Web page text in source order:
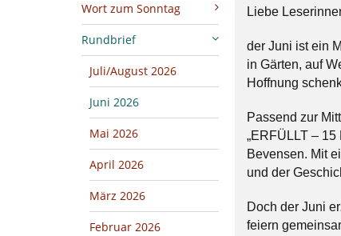
Wort zum Sonntag
Rundbrief
Juli/August 2026
Juni 2026
Mai 2026
April 2026
März 2026
Februar 2026
Liebe
der Juni ist ein
in Gärten, auf
Hoffnung
Passend zur
„ERFÜLLT –
Bevensen. Mit
und der
Doch der Juni
feiern